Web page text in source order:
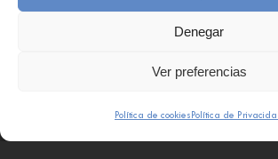
Denegar
Ver preferencias
Política de cookies Política de
Copyright 2025 © Afundación Obra
Política de privacidad